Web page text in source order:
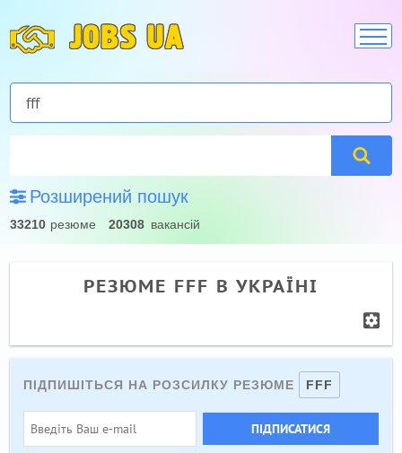
JOBS UA
Розширений пошук
33210 резюме 20308 вакансій
РЕЗЮМЕ FFF В УКРАЇНІ
ПІДПИШІТЬСЯ НА РОЗСИЛКУ РЕЗЮМЕ FFF
ПІДПИСАТИСЯ